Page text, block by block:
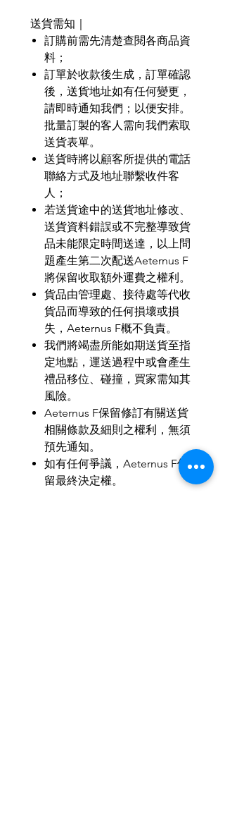
送貨需知｜
訂購前需先清楚查閱各商品資
料；
訂單於收款後生成，訂單確認
後，送貨地址如有任何變更，
請即時通知我們；以便安排。
批量訂製的客人需向我們索取
送貨表單。
送貨時將以顧客所提供的電話
聯絡方式及地址聯繫收件客
人；
若送貨途中的送貨地址修改、
送貨資料錯誤或不完整導致貨
品未能限定時間送達，以上問
題產生第二次配送Aeternus F
將保留收取額外運費之權利。
貨品由管理處、接待處等代收
貨品而導致的任何損壞或損
失， Aeternus F概不負責。
我們將竭盡所能如期送貨至指
定地點，運送過程中或會產生
禮品移位、碰撞，買家需知其
風險。
Aeternus F保留修訂有關送貨
相關條款及細則之權利，無須
預先通知。
如有任何爭議， Aeternus F保
留最終決定權。